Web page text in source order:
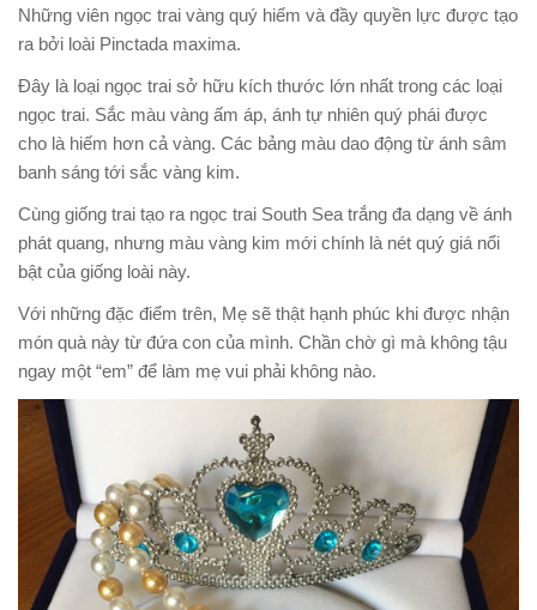
Những viên ngọc trai vàng quý hiếm và đầy quyền lực được tạo
ra bởi loài Pinctada maxima.
Đây là loại ngọc trai sở hữu kích thước lớn nhất trong các loại
ngọc trai. Sắc màu vàng ấm áp, ánh tự nhiên quý phái được
cho là hiếm hơn cả vàng. Các bảng màu dao động từ ánh sâm
banh sáng tới sắc vàng kim.
Cùng giống trai tạo ra ngọc trai South Sea trắng đa dạng về ánh
phát quang, nhưng màu vàng kim mới chính là nét quý giá nổi
bật của giống loài này.
Với những đặc điểm trên, Mẹ sẽ thật hạnh phúc khi được nhận
món quà này từ đứa con của mình. Chần chờ gì mà không tậu
ngay một “em” để làm mẹ vui phải không nào.